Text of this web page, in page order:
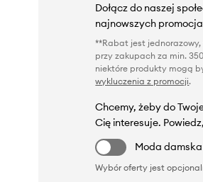
Dołącz do naszej
najnowszych
**Rabat jest
przy zakupach za min.
niektóre produkty mogą
wykluczenia z promocji.
Chcemy, żeby do
Cię interesuje.
Moda damska
Wybór oferty jest